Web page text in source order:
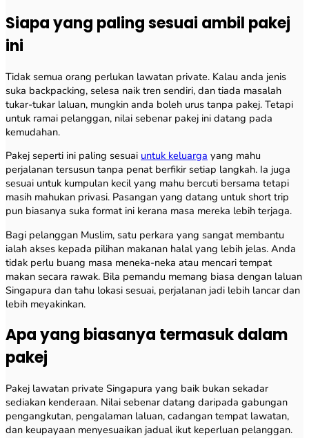
Siapa yang paling sesuai ambil pakej
ini
Tidak semua orang perlukan lawatan private. Kalau anda jenis
suka backpacking, selesa naik tren sendiri, dan tiada masalah
tukar-tukar laluan, mungkin anda boleh urus tanpa pakej. Tetapi
untuk ramai pelanggan, nilai sebenar pakej ini datang pada
kemudahan.
Pakej seperti ini paling sesuai untuk keluarga yang mahu
perjalanan tersusun tanpa penat berfikir setiap langkah. Ia juga
sesuai untuk kumpulan kecil yang mahu bercuti bersama tetapi
masih mahukan privasi. Pasangan yang datang untuk short trip
pun biasanya suka format ini kerana masa mereka lebih terjaga.
Bagi pelanggan Muslim, satu perkara yang sangat membantu
ialah akses kepada pilihan makanan halal yang lebih jelas. Anda
tidak perlu buang masa meneka-neka atau mencari tempat
makan secara rawak. Bila pemandu memang biasa dengan laluan
Singapura dan tahu lokasi sesuai, perjalanan jadi lebih lancar dan
lebih meyakinkan.
Apa yang biasanya termasuk dalam
pakej
Pakej lawatan private Singapura yang baik bukan sekadar
sediakan kenderaan. Nilai sebenar datang daripada gabungan
pengangkutan, pengalaman laluan, cadangan tempat lawatan,
dan keupayaan menyesuaikan jadual ikut keperluan pelanggan.